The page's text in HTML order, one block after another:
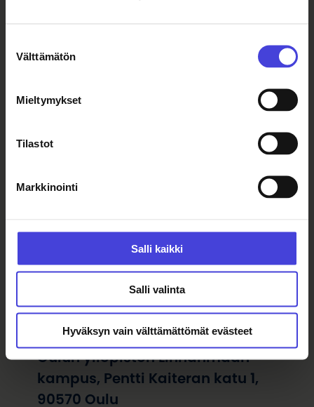
valinta
Välttämätön
Mieltymykset
Tilastot
Markkinointi
Salli kaikki
Salli valinta
Hyväksyn vain välttämättömät evästeet
kulttuuriohjelma
Oulun yliopisto
Löydä perille
Oulun yliopiston Linnanmaan
kampus, Pentti Kaiteran katu 1,
90570 Oulu